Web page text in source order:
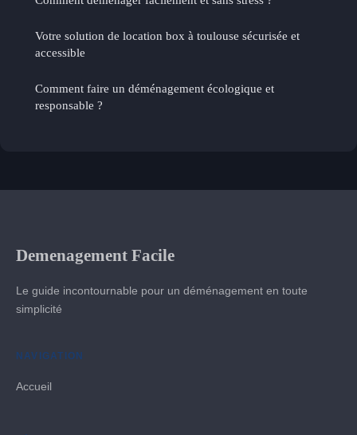
Votre solution de location box à toulouse sécurisée et
accessible
Comment faire un déménagement écologique et
responsable ?
Demenagement Facile
Le guide incontournable pour un déménagement en toute
simplicité
NAVIGATION
Accueil